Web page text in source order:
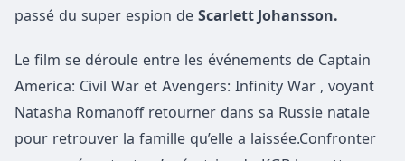
passé du super espion de Scarlett Johansson.
Le film se déroule entre les événements de Captain
America: Civil War et Avengers: Infinity War , voyant
Natasha Romanoff retourner dans sa Russie natale
pour retrouver la famille qu’elle a laissée.Confronter